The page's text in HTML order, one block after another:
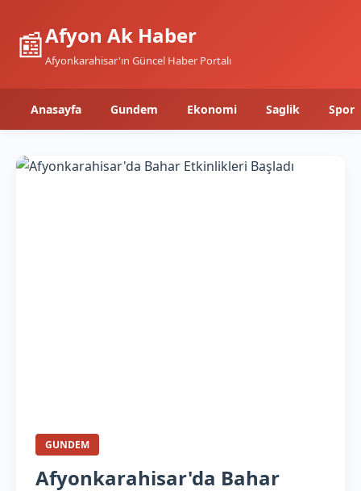
📰Afyon Ak Haber
Afyonkarahisar'ın Güncel Haber Portalı
Anasayfa Gundem Ekonomi Saglik Spor
GUNDEM
Afyonkarahisar'da Bahar